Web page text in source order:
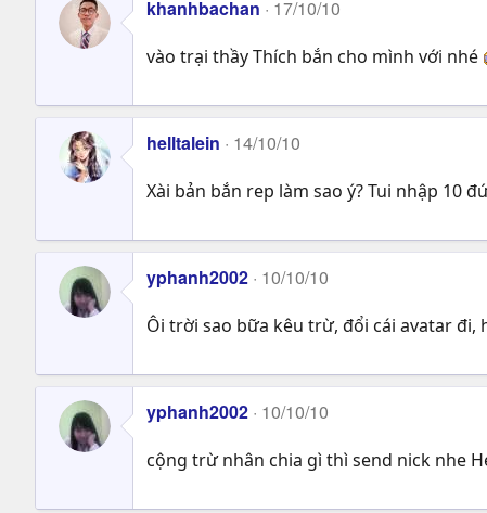
khanhbachan 17/10/10
vào trại thầy Thích bắn cho mình với nhé
helltalein 14/10/10
Xài bản bắn rep làm sao ý? Tui nhập 10
yphanh2002 10/10/10
Ôi trời sao bữa kêu trừ, đổi cái avatar đi,
yphanh2002 10/10/10
cộng trừ nhân chia gì thì send nick nhe